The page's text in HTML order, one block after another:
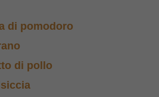
di pomodoro
di pollo